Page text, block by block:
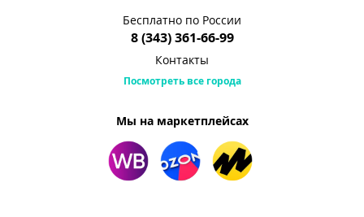
Бесплатно по России
8 (343) 361-66-99
Контакты
Посмотреть все города
Мы на маркетплейсах